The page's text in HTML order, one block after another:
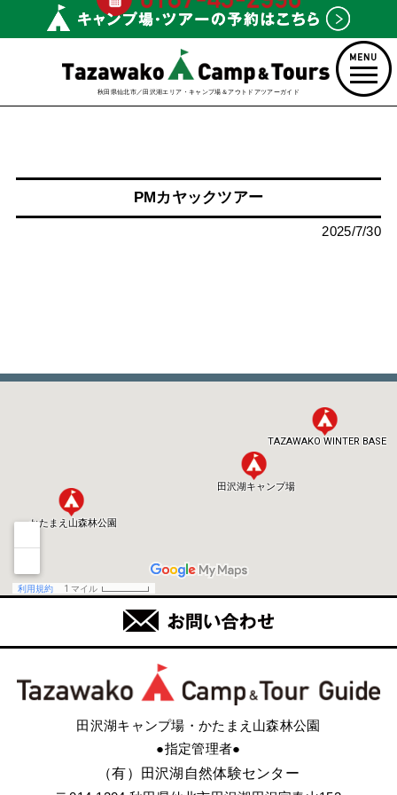
秋田県仙北市／田沢湖エリア・キャンプ場＆アウトドアツアーガイド
PMカヤックツアー
2025/7/30
田沢湖キャンプ場・かたまえ山森林公園
●指定管理者●
（有）田沢湖自然体験センター